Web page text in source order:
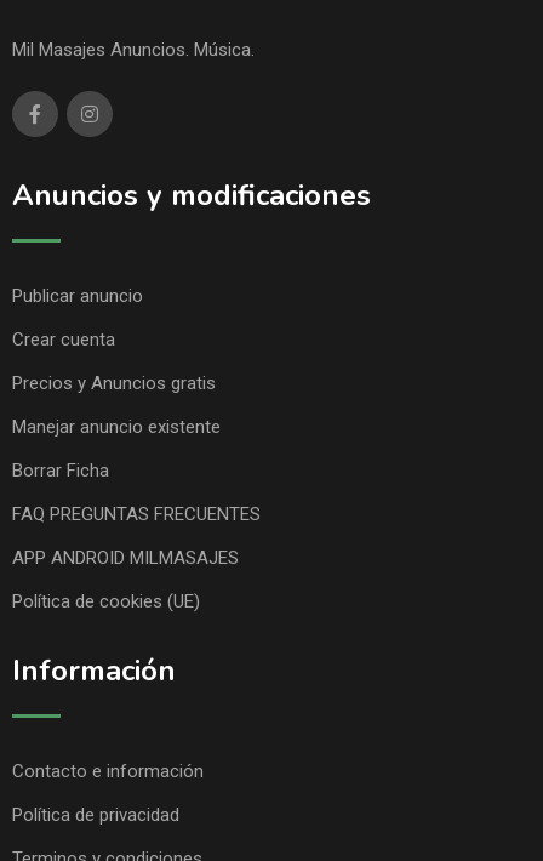
Mil Masajes Anuncios. Música.
Anuncios y modificaciones
Publicar anuncio
Crear cuenta
Precios y Anuncios gratis
Manejar anuncio existente
Borrar Ficha
FAQ PREGUNTAS FRECUENTES
APP ANDROID MILMASAJES
Política de cookies (UE)
Información
Contacto e información
Política de privacidad